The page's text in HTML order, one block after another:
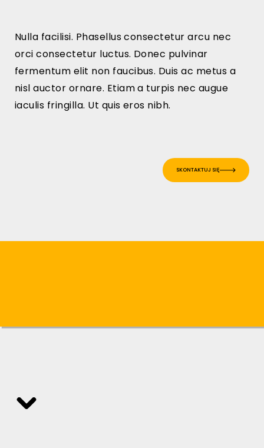
Nulla facilisi. Phasellus consectetur arcu nec
orci consectetur luctus. Donec pulvinar
fermentum elit non faucibus. Duis ac metus a
nisl auctor ornare. Etiam a turpis nec augue
iaculis fringilla. Ut quis eros nibh.
SKONTAKTUJ SIĘ